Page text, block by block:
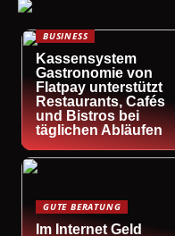
BUSINESS
Kassensystem
Gastronomie von
Flatpay unterstützt
Restaurants, Cafés
und Bistros bei
täglichen Abläufen
GUTE BERATUNG
Im Internet Geld